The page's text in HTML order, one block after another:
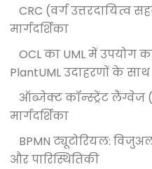
CRC (वर्ग उत्तरदायित्व
मार्गदर्शिका
OCL का UML में उपयोग
PlantUML उदाहरणों के साथ
ऑब्जेक्ट कॉन्स्ट्रेंट लैंग्वेज
मार्गदर्शिका
BPMN ट्यूटोरियल:
और पारिस्थितिकी